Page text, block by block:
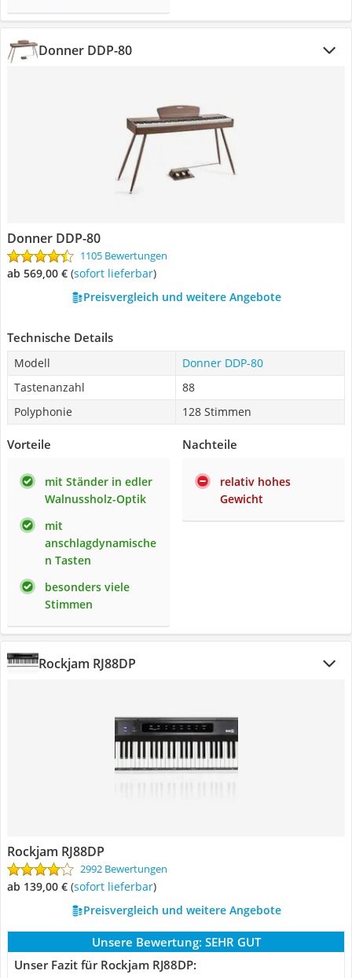
Donner DDP-80
Donner DDP-80
1105 Bewertungen
ab 569,00 € ( Sofort lieferbar)
Preisvergleich und weitere Angebote
Technische Details
Modell
Donner DDP-80
Tastenanzahl
88
Polyphonie
128 Stimmen
Vorteile
mit Ständer in edler
Walnussholz-Optik
mit
anschlagdynamische
n Tasten
besonders viele
Stimmen
Nachteile
relativ hohes
Gewicht
Rockjam ‎RJ88DP
Rockjam ‎RJ88DP
2992 Bewertungen
ab 139,00 € ( Sofort lieferbar)
Preisvergleich und weitere Angebote
Unsere Bewertung: SEHR GUT
Unser Fazit für Rockjam ‎RJ88DP: